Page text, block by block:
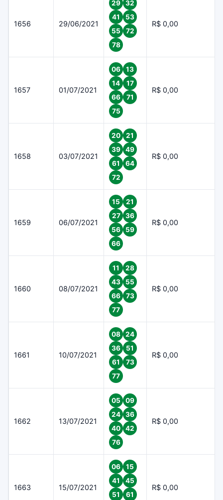
1656 29/06/2021
29
32
41
53
55
72
78
R$ 0,00
1657 01/07/2021
06
13
14
17
66
71
75
R$ 0,00
1658 03/07/2021
20
21
39
49
61
64
72
R$ 0,00
1659 06/07/2021
15
21
27
36
56
59
66
R$ 0,00
1660 08/07/2021
11
28
43
55
66
73
77
R$ 0,00
1661 10/07/2021
08
24
36
51
61
73
77
R$ 0,00
1662 13/07/2021
05
09
24
36
40
42
76
R$ 0,00
1663 15/07/2021
06
15
41
45
51
61
R$ 0,00